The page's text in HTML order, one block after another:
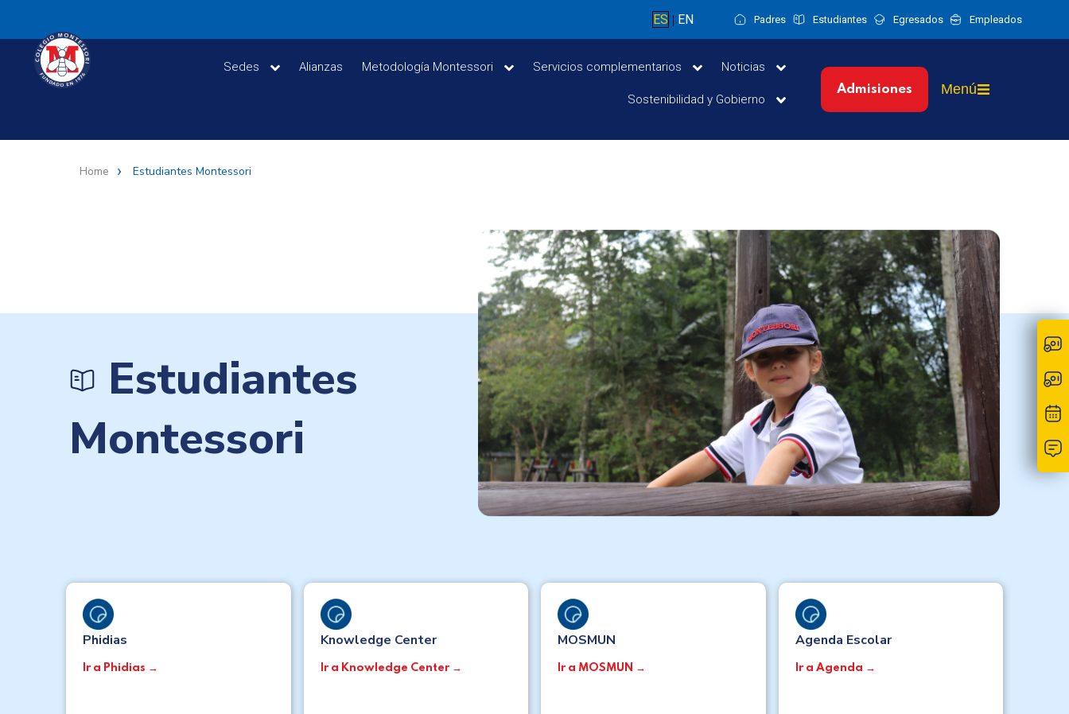
ES | EN Padres Estudiantes Egresados Empleados
Sedes Alianzas Metodología Montessori Servicios complementarios Noticias
Sostenibilidad y Gobierno
Admisiones Menú
Home Estudiantes Montessori
Estudiantes
Montessori
Phidias
Ir a Phidias →
Knowledge Center
Ir a Knowledge Center →
MOSMUN
Ir a MOSMUN →
Agenda Escolar
Ir a Agenda →